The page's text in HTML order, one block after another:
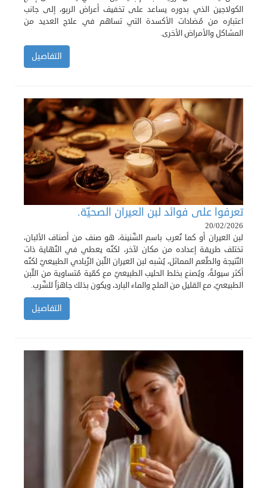
الكولاجين الذي بدوره يساعد على تخفيف أعراض الربو، إلى جانب
اعتباره من مُضادات الأكسدة التي تساهم في علاج العديد من
المشاكل والأمراض الأخرى.
التفاصيل
تعرفوا على فوائد لبن العيران الصحيّة.
20/02/2026
لبن العيران أو كما تُعرب باسم الشّنينة، هو صنف من أصناف الألبان،
تختلف طريقة إعداده من مكان لآخر، لكنّه يعطي في النّهاية ذات
النّتيجة والطّعم المماثل، يُشبه لبن العيران اللّبن الزّبادي الطبيعيّ لكنّه
أكثر سيولةً، ويُصنع بخلط الحليب الطبيعيّ مع كمّية مُتساوية من اللّبن
الطبيعيّ، مع القليل من الملح والماء البارد، ويكون بذلك جاهزاً للشّرب.
التفاصيل